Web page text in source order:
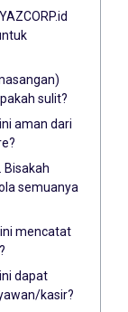
sulit?
aman dari
Bisakah
semuanya
mencatat
dapat
kasir?